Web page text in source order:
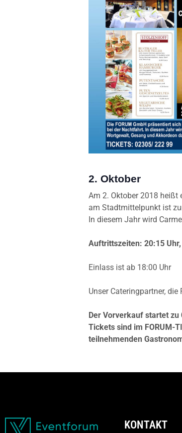
2. Oktober
Am 2. Oktober 2018 heißt
am Stadtmittelpunkt ist
In diesem Jahr wird
Auftrittszeiten: 20:15
Einlass ist ab 18:00 Uhr
Unser Cateringpartner,
Der Vorverkauf startet
Tickets sind im FORUM-
teilnehmenden
KONTAKT